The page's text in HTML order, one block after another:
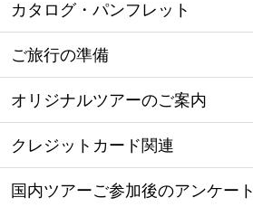
カタログ・パンフレット
ご旅行の準備
オリジナルツアーのご案内
クレジットカード関連
国内ツアーご参加後のアンケート